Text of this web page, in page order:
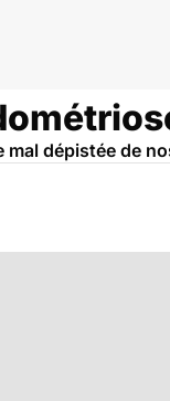
mal dépistée de